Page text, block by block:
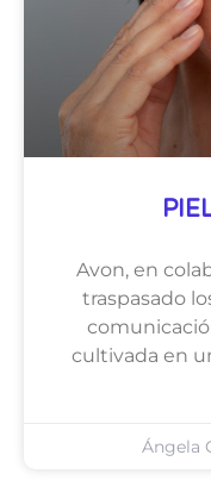
Avon, en
traspasado
cultivada en
Ángela